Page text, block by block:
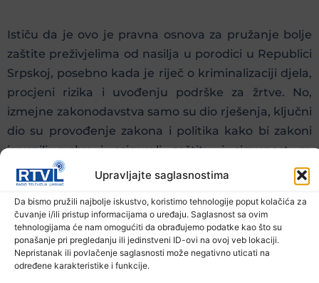
Upravljajte saglasnostima
Da bismo pružili najbolje iskustvo, koristimo tehnologije poput kolačića za
čuvanje i/ili pristup informacijama o uređaju. Saglasnost sa ovim
tehnologijama će nam omogućiti da obrađujemo podatke kao što su
ponašanje pri pregledanju ili jedinstveni ID-ovi na ovoj veb lokaciji.
Nepristanak ili povlačenje saglasnosti može negativno uticati na
određene karakteristike i funkcije.
Ističu da je ovo je pravna osnova za pružanje bolje
zaštite preživjelima od nasilja u porodici u Republici
Srpskoj, posebno kada je riječ o kriminalizaciji djela,
procjeni rizika i uvođenju podrške za žrtve. No,
izmejne zakonodavstva samo su dio rješenja, ključni
dio su provođenje zakona i politika kako bi zakoni
ispunili svrhu i osigurali zaštitu i sigurnost za
preživjele.
Prethodna vijest Sljedeća vijest
Podijelite na mrežama